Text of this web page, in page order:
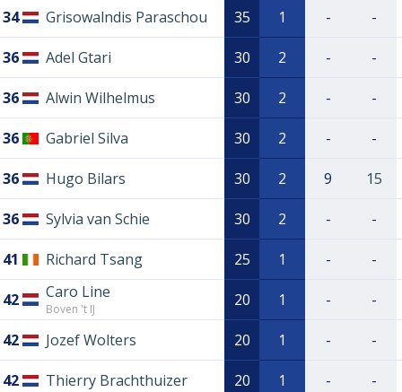
34 Grisowalndis Paraschou 35 1 - -
36 Adel Gtari 30 2 - -
36 Alwin Wilhelmus 30 2 - -
36 Gabriel Silva 30 2 - -
36 Hugo Bilars 30 2 9 15
36 Sylvia van Schie 30 2 - -
41 Richard Tsang 25 1 - -
42 Caro Line
Boven 't IJ 20 1 - -
42 Jozef Wolters 20 1 - -
42 Thierry Brachthuizer 20 1 - -